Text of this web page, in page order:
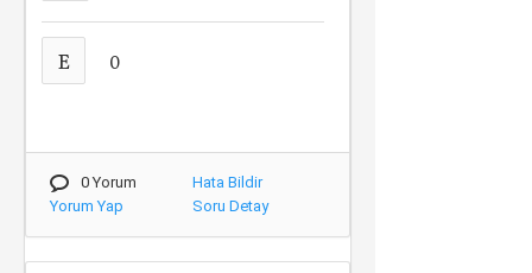
E 0
0 Yorum
Yorum Yap
Hata Bildir
Soru Detay